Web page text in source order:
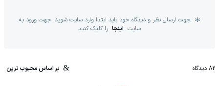
جهت ارسال نظر و دیدگاه خود باید ابتدا وارد سایت شوید. جهت ورود به
سایت اینجا را کلیک کنید
82 دیدگاه بر اساس محبوب ترین